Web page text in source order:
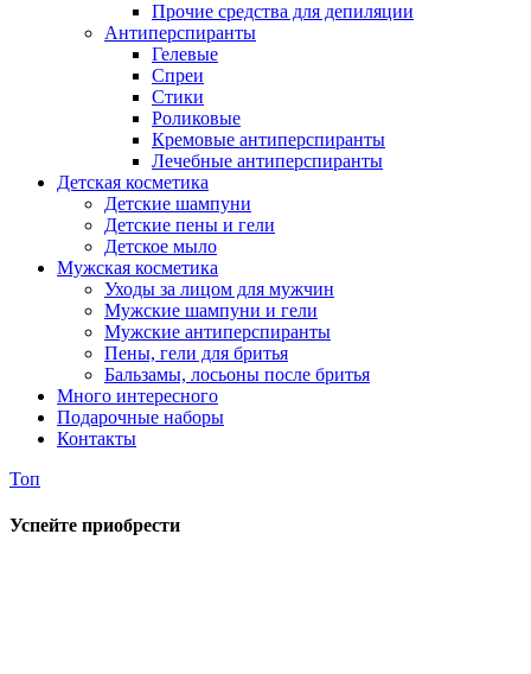
Прочие средства для депиляции
Антиперспиранты
Гелевые
Спреи
Стики
Роликовые
Кремовые антиперспиранты
Лечебные антиперспиранты
Детская косметика
Детские шампуни
Детские пены и гели
Детское мыло
Мужская косметика
Уходы за лицом для мужчин
Мужские шампуни и гели
Мужские антиперспиранты
Пены, гели для бритья
Бальзамы, лосьоны после бритья
Много интересного
Подарочные наборы
Контакты
Топ
Успейте приобрести